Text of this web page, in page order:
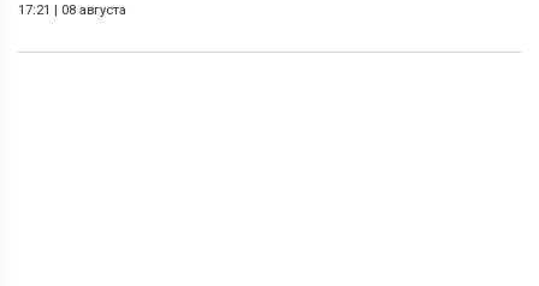
17:21 | 08 августа